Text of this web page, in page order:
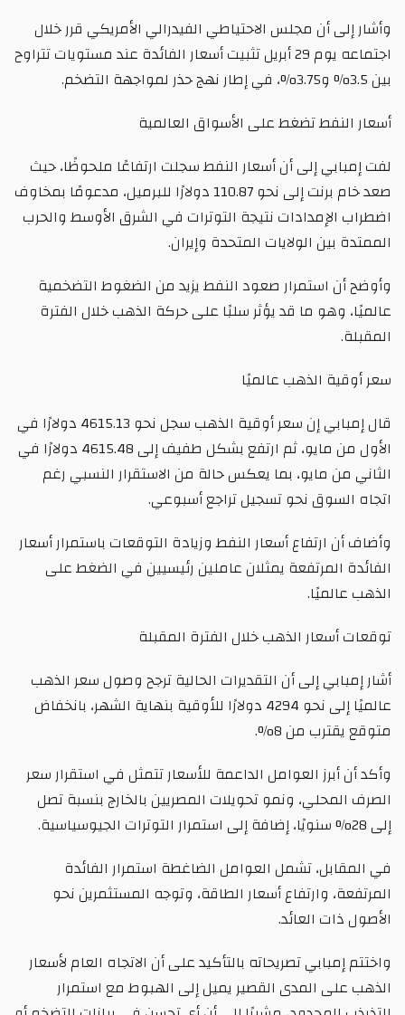
وأشار إلى أن مجلس الاحتياطي الفيدرالي الأمريكي قرر خلال
اجتماعه يوم 29 أبريل تثبيت أسعار الفائدة عند مستويات تتراوح
بين 3.5% و3.75%، في إطار نهج حذر لمواجهة التضخم.
أسعار النفط تضغط على الأسواق العالمية
لفت إمبابي إلى أن أسعار النفط سجلت ارتفاعًا ملحوظًا، حيث
صعد خام برنت إلى نحو 110.87 دولارًا للبرميل، مدعومًا بمخاوف
اضطراب الإمدادات نتيجة التوترات في الشرق الأوسط والحرب
الممتدة بين الولايات المتحدة وإيران.
وأوضح أن استمرار صعود النفط يزيد من الضغوط التضخمية
عالميًا، وهو ما قد يؤثر سلبًا على حركة الذهب خلال الفترة
المقبلة.
سعر أوقية الذهب عالميًا
قال إمبابي إن سعر أوقية الذهب سجل نحو 4615.13 دولارًا في
الأول من مايو، ثم ارتفع بشكل طفيف إلى 4615.48 دولارًا في
الثاني من مايو، بما يعكس حالة من الاستقرار النسبي رغم
اتجاه السوق نحو تسجيل تراجع أسبوعي.
وأضاف أن ارتفاع أسعار النفط وزيادة التوقعات باستمرار أسعار
الفائدة المرتفعة يمثلان عاملين رئيسيين في الضغط على
الذهب عالميًا.
توقعات أسعار الذهب خلال الفترة المقبلة
أشار إمبابي إلى أن التقديرات الحالية ترجح وصول سعر الذهب
عالميًا إلى نحو 4294 دولارًا للأوقية بنهاية الشهر، بانخفاض
متوقع يقترب من 8%.
وأكد أن أبرز العوامل الداعمة للأسعار تتمثل في استقرار سعر
الصرف المحلي، ونمو تحويلات المصريين بالخارج بنسبة تصل
إلى 28% سنويًا، إضافة إلى استمرار التوترات الجيوسياسية.
في المقابل، تشمل العوامل الضاغطة استمرار الفائدة
المرتفعة، وارتفاع أسعار الطاقة، وتوجه المستثمرين نحو
الأصول ذات العائد.
واختتم إمبابي تصريحاته بالتأكيد على أن الاتجاه العام لأسعار
الذهب على المدى القصير يميل إلى الهبوط مع استمرار